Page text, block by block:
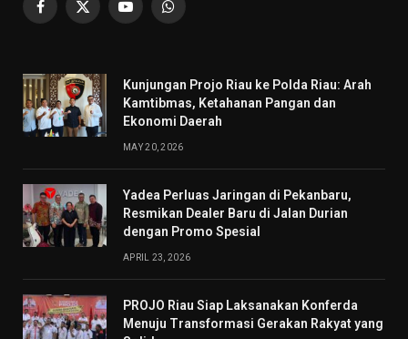
Facebook
X
YouTubeWhatsApp
Kunjungan Projo Riau ke Polda Riau: Arah
Kamtibmas, Ketahanan Pangan dan
Ekonomi Daerah
MAY 20, 2026
Yadea Perluas Jaringan di Pekanbaru,
Resmikan Dealer Baru di Jalan Durian
dengan Promo Spesial
APRIL 23, 2026
PROJO Riau Siap Laksanakan Konferda
Menuju Transformasi Gerakan Rakyat yang